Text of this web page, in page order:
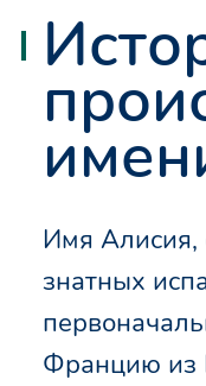
Имя Алисия,
знатных
Францию из